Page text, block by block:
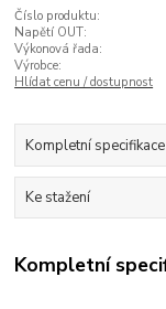
Číslo produktu:
Napětí OUT:
Výkonová řada:
Výrobce:
Hlídat cenu / dostupnost
Kompletní specifikace
Ke stažení
Kompletní